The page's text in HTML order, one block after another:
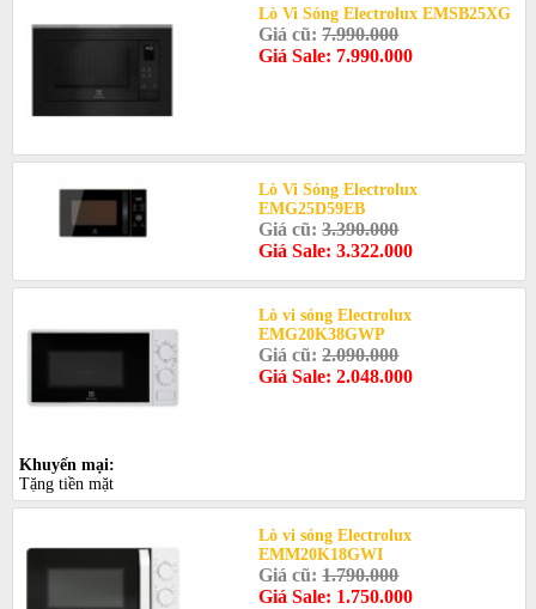
Lò Vi Sóng Electrolux EMSB25XG
Giá cũ:7.990.000
Giá Sale: 7.990.000
Lò Vi Sóng Electrolux
EMG25D59EB
Giá cũ:3.390.000
Giá Sale: 3.322.000
Lò vi sóng Electrolux
EMG20K38GWP
Giá cũ:2.090.000
Giá Sale: 2.048.000
Khuyến mại:
Tặng tiền mặt
Lò vi sóng Electrolux
EMM20K18GWI
Giá cũ:1.790.000
Giá Sale: 1.750.000